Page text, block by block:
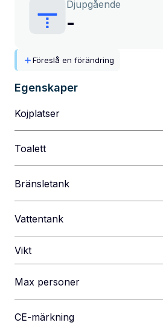
Djupgående
-
Föreslå en förändring
Egenskaper
Kojplatser
Toalett
Bränsletank
Vattentank
Vikt
Max personer
CE-märkning